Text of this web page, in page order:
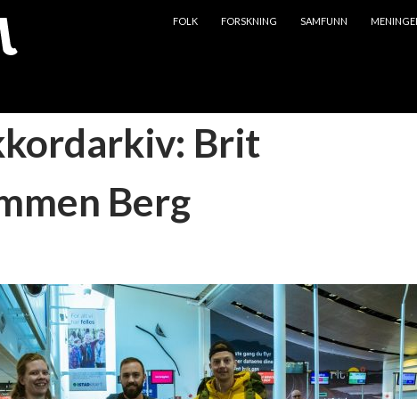
FOLK
FORSKNING SAMFUNN
Brit
Berg